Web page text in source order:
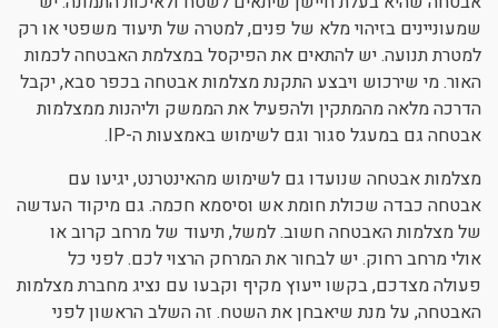
שמעוניינים בזיהוי מלא של פנים, למטרה של תיעוד משפטי או רק
למטרת תנועה. יש להתאים את הפיקסל במצלמת האבטחה לכמות
האור. מי שירכוש ויבצע התקנת מצלמות אבטחה בכפר סבא, יקבל
הדרכה מלאה מהמתקין ולהפעיל את הממשק וליהנות ממצלמות
אבטחה גם במעגל סגור וגם לשימוש באמצעות ה-IP.
מצלמות אבטחה שנועדו גם לשימוש מהאינטרנט, יגיעו עם
אבטחה כבדה שכולת חומת אש וסיסמא חכמה. גם מיקוד העדשה
של מצלמות האבטחה חשוב. למשל, תיעוד של מרחב קרוב או
אולי מרחב רחוק. יש לבחור את המרחק הרצוי לכם. לפני כל
פעולה מצדכם, בקשו ייעוץ מקיף וקבעו עם נציג מחברת מצלמות
האבטחה, על מנת שיאבחן את השטח. זה השלב הראשון לפני